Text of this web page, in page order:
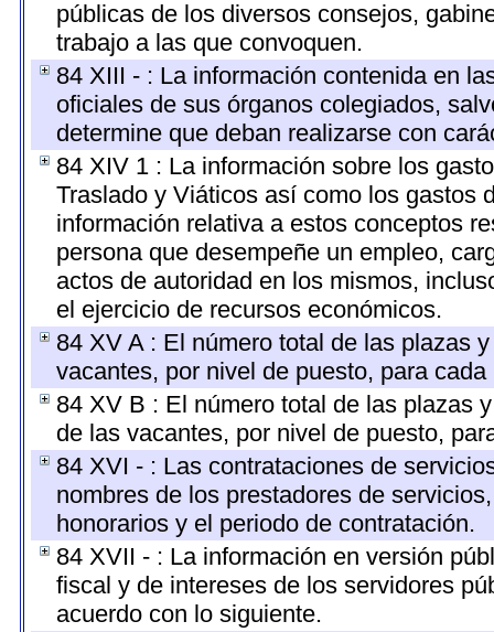
públicas de los diversos consejos,
trabajo a las que convoquen.
84 XIII - : La información contenida en
oficiales de sus órganos colegiados,
determine que deban realizarse con
84 XIV 1 : La información sobre los
Traslado y Viáticos así como los gastos
información relativa a estos conceptos
persona que desempeñe un empleo,
actos de autoridad en los mismos,
el ejercicio de recursos económicos.
84 XV A : El número total de las plazas
vacantes, por nivel de puesto, para
84 XV B : El número total de las plazas
de las vacantes, por nivel de puesto,
84 XVI - : Las contrataciones de
nombres de los prestadores de
honorarios y el periodo de contratación.
84 XVII - : La información en versión
fiscal y de intereses de los servidores
acuerdo con lo siguiente.